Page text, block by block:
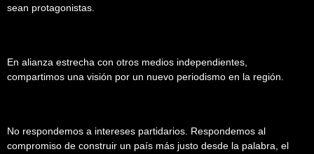
sean protagonistas.
En alianza estrecha con otros medios independientes,
compartimos una visión por un nuevo periodismo en la región.
No respondemos a intereses partidarios. Respondemos al
compromiso de construir un país más justo desde la palabra, el